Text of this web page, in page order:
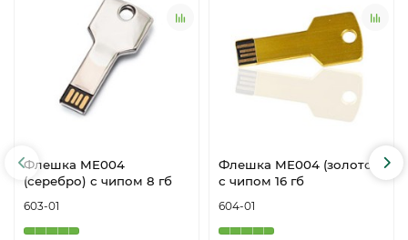
Флешка ME004
(серебро) с чипом 8 гб
603-01
Флешка ME004 (золото)
с чипом 16 гб
604-01